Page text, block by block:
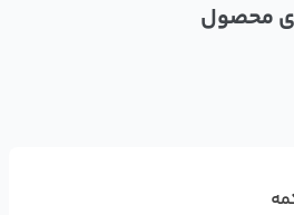
محصول